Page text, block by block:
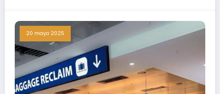
20 mayo 2025